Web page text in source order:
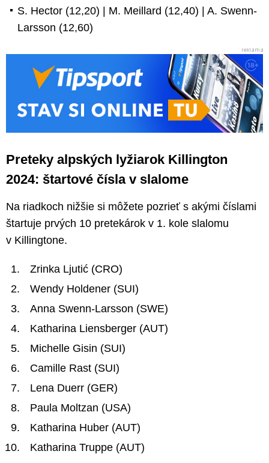
S. Hector (12,20) | M. Meillard (12,40) | A. Swenn-
Larsson (12,60)
Preteky alpských lyžiarok Killington
2024: štartové čísla v slalome
Na riadkoch nižšie si môžete pozrieť s akými číslami
štartuje prvých 10 pretekárok v 1. kole slalomu
v Killingtone.
Zrinka Ljutić (CRO)
Wendy Holdener (SUI)
Anna Swenn-Larsson (SWE)
Katharina Liensberger (AUT)
Michelle Gisin (SUI)
Camille Rast (SUI)
Lena Duerr (GER)
Paula Moltzan (USA)
Katharina Huber (AUT)
Katharina Truppe (AUT)